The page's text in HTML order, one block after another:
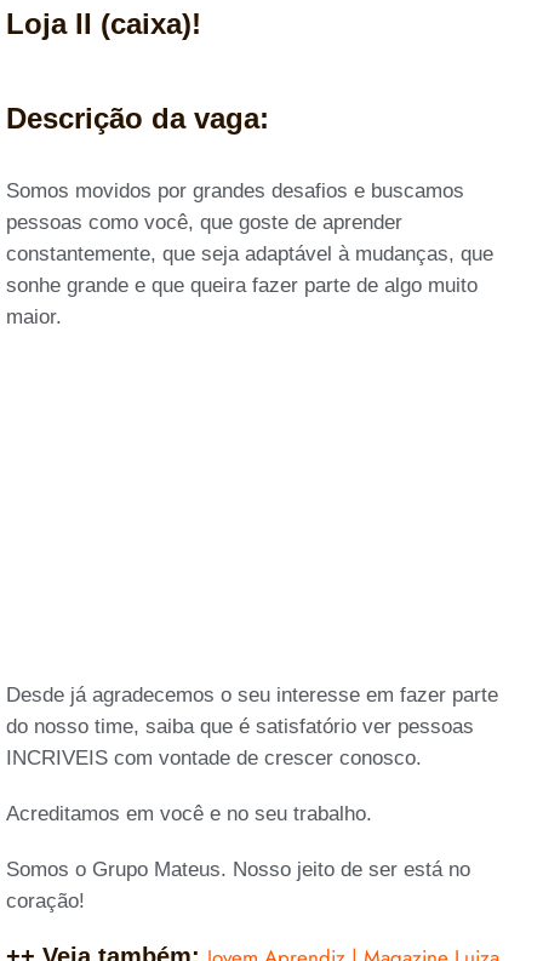
Loja II (caixa)!
Descrição da vaga:
Somos movidos por grandes desafios e buscamos
pessoas como você, que goste de aprender
constantemente, que seja adaptável à mudanças, que
sonhe grande e que queira fazer parte de algo muito
maior.
Desde já agradecemos o seu interesse em fazer parte
do nosso time, saiba que é satisfatório ver pessoas
INCRIVEIS com vontade de crescer conosco.
Acreditamos em você e no seu trabalho.
Somos o Grupo Mateus. Nosso jeito de ser está no
coração!